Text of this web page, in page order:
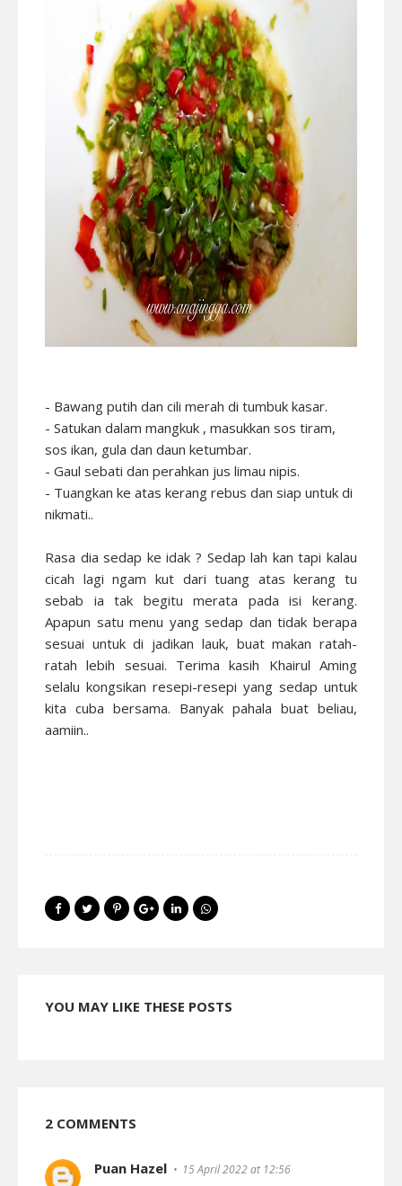
- Bawang putih dan cili merah di tumbuk kasar.
- Satukan dalam mangkuk , masukkan sos tiram,
sos ikan, gula dan daun ketumbar.
- Gaul sebati dan perahkan jus limau nipis.
- Tuangkan ke atas kerang rebus dan siap untuk di
nikmati..
Rasa dia sedap ke idak ? Sedap lah kan tapi kalau
cicah lagi ngam kut dari tuang atas kerang tu
sebab ia tak begitu merata pada isi kerang.
Apapun satu menu yang sedap dan tidak berapa
sesuai untuk di jadikan lauk, buat makan ratah-
ratah lebih sesuai. Terima kasih Khairul Aming
selalu kongsikan resepi-resepi yang sedap untuk
kita cuba bersama. Banyak pahala buat beliau,
aamiin..
YOU MAY LIKE THESE POSTS
2 COMMENTS
Puan Hazel 15 April 2022 at 12:56